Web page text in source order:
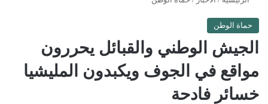
حماة الوطن
الجيش الوطني والقبائل يحررون
مواقع في الجوف ويكبدون المليشيا
خسائر فادحة